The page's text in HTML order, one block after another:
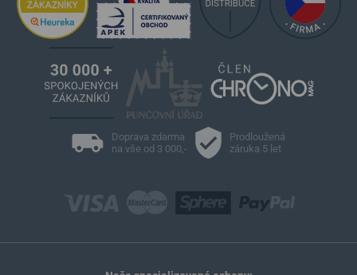
Doprava zdarma
na vše od 3 000,-
Prodloužená
záruka 5 let